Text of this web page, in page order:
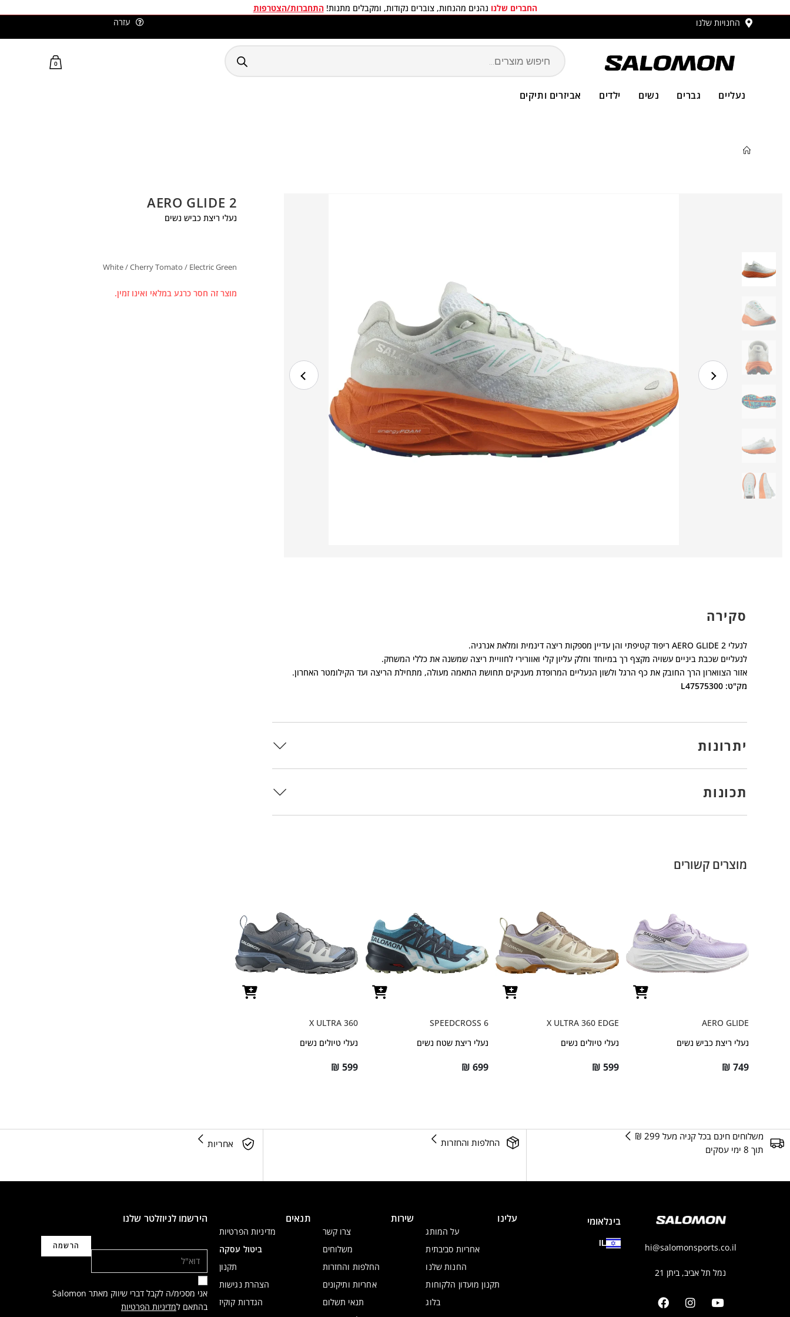
החברים שלנו נהנים מהנחות, צוברים נקודות, ומקבלים מתנות!התחברות/הצטרפות
החנויות שלנו
סלומון ישראל האתר הרשמי
עזרה
נעליים גברים נשים ילדים אביזרים ותיקים
0
AERO GLIDE 2
נעלי ריצת כביש נשים
White / Cherry Tomato / Electric Green
מוצר זה חסר כרגע במלאי ואינו זמין.
סקירה
לנעלי AERO GLIDE 2 ריפוד קטיפתי והן עדיין מספקות ריצה דינמית ומלאת אנרגיה.
לנעליים שכבת ביניים עשויה מקצף רך במיוחד וחלק עליון קלי ואוורירי לחוויית ריצה שמשנה את כללי המשחק.
אזור הצווארון הרך החובק את כף הרגל ולשון הנעליים המרופדת מעניקים תחושת התאמה מעולה, מתחילת הריצה ועד הקילומטר האחרון.
מק"ט: L47575300
יתרונות
תכונות
מוצרים קשורים
AERO GLIDE
נעלי ריצת כביש נשים
₪ 749
X ULTRA 360 EDGE
נעלי טיולים נשים
₪ 599
SPEEDCROSS 6
נעלי ריצת שטח נשים
₪ 699
X ULTRA 360
נעלי טיולים נשים
₪ 599
משלוחים חינם בכל קניה מעל 299 ₪
תוך 8 ימי עסקים
החלפות והחזרות אחריות
hi@salomonsports.co.il
נמל תל אביב, ביתן 21
בינלאומי
IL
עלינו
על המותג
אחריות סביבתית
החנות שלנו
תקנון מועדון הלקוחות
בלוג
שירות
צרו קשר
משלוחים
החלפות והחזרות
אחריות ותיקונים
תנאי תשלום
תנאים
מדיניות הפרטיות
ביטול עסקה
תקנון
הצהרת נגישות
הגדרות קוקיז
הירשמו לניוזלטר שלנו
אני מסכימ/ה לקבל דברי שיווק מאתר Salomon
בהתאם למדיניות הפרטיות